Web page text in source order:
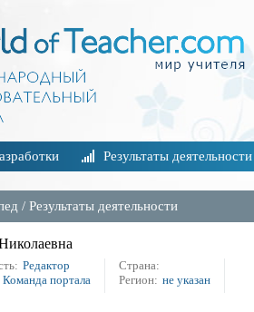
Результаты деятельности
/ Результаты деятельности
Редактор
Команда портала
Страна:
Регион: не указан